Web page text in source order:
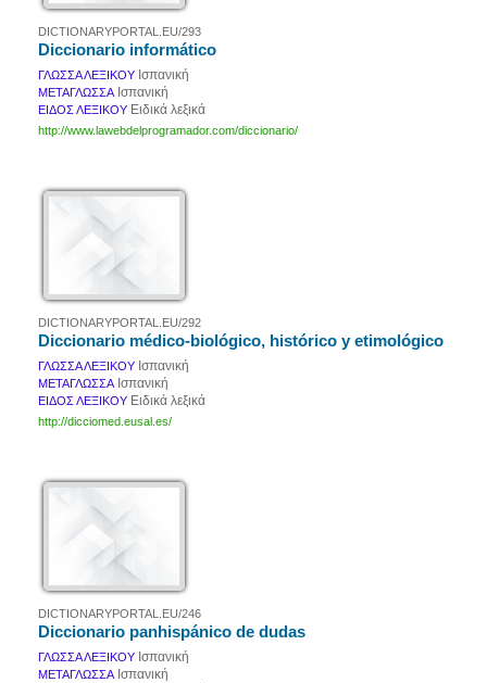
DICTIONARYPORTAL.EU/293
Diccionario informático
ΓΛΩΣΣΑ ΛΕΞΙΚΟΥ Ισπανική
ΜΕΤΑΓΛΩΣΣΑ Ισπανική
ΕΙΔΟΣ ΛΕΞΙΚΟΥ Ειδικά λεξικά
http://www.lawebdelprogramador.com/diccionario/
DICTIONARYPORTAL.EU/292
Diccionario médico-biológico, histórico y etimológico
ΓΛΩΣΣΑ ΛΕΞΙΚΟΥ Ισπανική
ΜΕΤΑΓΛΩΣΣΑ Ισπανική
ΕΙΔΟΣ ΛΕΞΙΚΟΥ Ειδικά λεξικά
http://dicciomed.eusal.es/
DICTIONARYPORTAL.EU/246
Diccionario panhispánico de dudas
ΓΛΩΣΣΑ ΛΕΞΙΚΟΥ Ισπανική
ΜΕΤΑΓΛΩΣΣΑ Ισπανική